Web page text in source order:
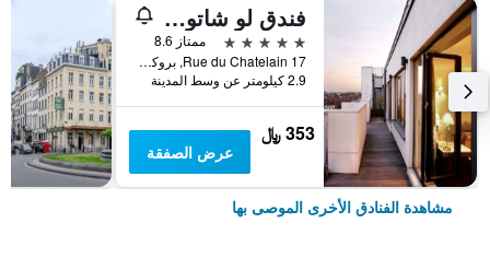
فندق لو شاتولان
5 نجوم
ممتاز 8.6
17 Rue du Chatelain, بروكسل, بلجيكا
2.9 كيلومتر عن وسط المدينة
353 ﷼
عرض الصفقة
مشاهدة الفنادق الأخرى الموصى بها